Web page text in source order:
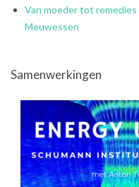
Van moeder tot
Meuwessen
Samenwerkingen